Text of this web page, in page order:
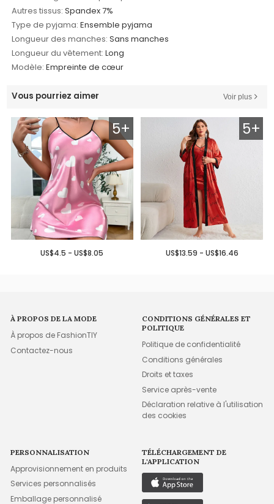
Autres tissus: Spandex 7%
Type de pyjama: Ensemble pyjama
Longueur des manches: Sans manches
Longueur du vêtement: Long
Modèle: Empreinte de cœur
Vous pourriez aimer Voir plus
5+
US$4.5 - US$8.05
5+
US$13.59 - US$16.46
À PROPOS DE LA MODE
À propos de FashionTIY
Contactez-nous
CONDITIONS GÉNÉRALES ET
POLITIQUE
Politique de confidentialité
Conditions générales
Droits et taxes
Service après-vente
Déclaration relative à l'utilisation
des cookies
PERSONNALISATION
Approvisionnement en produits
Services personnalisés
Emballage personnalisé
TÉLÉCHARGEMENT DE
L'APPLICATION